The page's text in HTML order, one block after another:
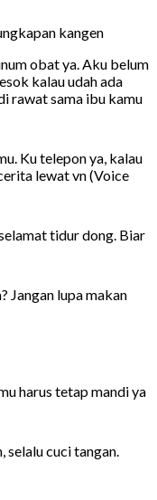
obat ya. Aku belum
kalau udah ada
rawat sama ibu kamu
Ku telepon ya, kalau
lewat vn (Voice
tidur dong. Biar
Jangan lupa makan
harus tetap mandi ya
selalu cuci tangan.